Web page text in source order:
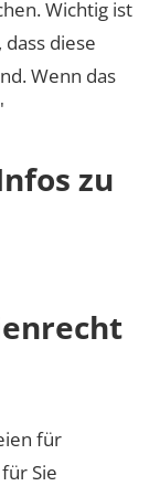
Wichtig ist
diese
Wenn das
zu
für
Sie